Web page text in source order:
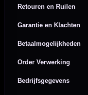
Retouren en Ruilen
Garantie en Klachten
Betaalmogelijkheden
Order Verwerking
Bedrijfsgegevens